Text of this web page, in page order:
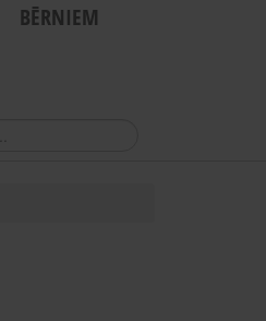
BĒRNIEM